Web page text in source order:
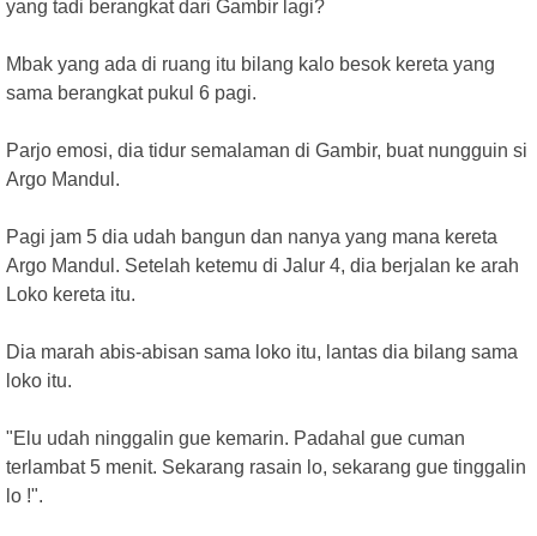
yang tadi berangkat dari Gambir lagi?
Mbak yang ada di ruang itu bilang kalo besok kereta yang
sama berangkat pukul 6 pagi.
Parjo emosi, dia tidur semalaman di Gambir, buat nungguin si
Argo Mandul.
Pagi jam 5 dia udah bangun dan nanya yang mana kereta
Argo Mandul. Setelah ketemu di Jalur 4, dia berjalan ke arah
Loko kereta itu.
Dia marah abis-abisan sama loko itu, lantas dia bilang sama
loko itu.
"Elu udah ninggalin gue kemarin. Padahal gue cuman
terlambat 5 menit. Sekarang rasain lo, sekarang gue tinggalin
lo !".